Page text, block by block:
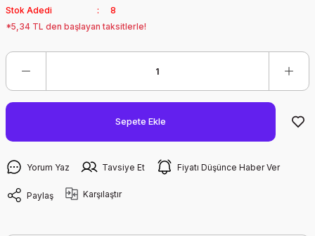
Stok Adedi
8
*5,34 TL den başlayan taksitlerle!
Sepete Ekle
Yorum Yaz Tavsiye Et Fiyatı Düşünce Haber Ver
Paylaş Karşılaştır